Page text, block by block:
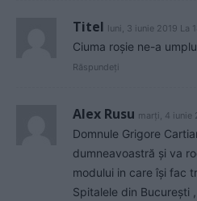
Titel luni, 3 iunie 2019 La
Ciuma roșie ne-a
Răspundeți
Alex Rusu marți, 4 iunie
Domnule Grigore
dumneavoastră și va
modului in care își fac
Spitalele din București